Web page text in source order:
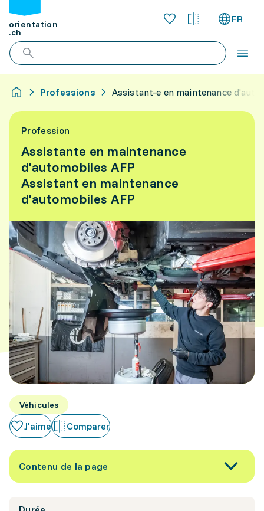
orientation
.ch
FR
Professions Assistant-e en maintenance
Profession
Assistante en maintenance
d'automobiles AFP
Assistant en maintenance
d'automobiles AFP
Véhicules
J'aime Comparer
Contenu de la page